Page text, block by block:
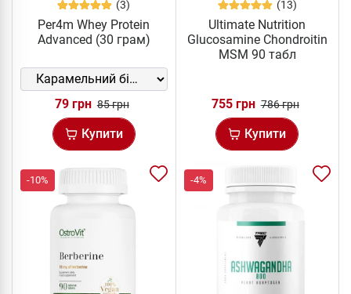
(3)
Per4m Whey Protein
Advanced (30 грам)
79 грн 85 грн
Купити
(13)
Ultimate Nutrition
Glucosamine Chondroitin
MSM 90 табл
755 грн 786 грн
Купити
-10% -4%